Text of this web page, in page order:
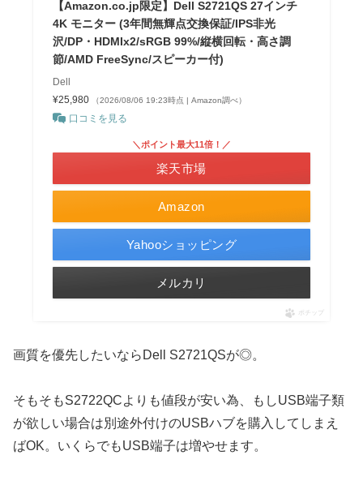
【Amazon.co.jp限定】Dell S2721QS 27インチ
4K モニター (3年間無輝点交換保証/IPS非光
沢/DP・HDMIx2/sRGB 99%/縦横回転・高さ調
節/AMD FreeSync/スピーカー付)
Dell
¥25,980
（2026/08/06 19:23時点 | Amazon調べ）
口コミを見る
Amazon
＼ポイント最大11倍！／
楽天市場
Yahooショッピング
メルカリ
ポチップ
画質を優先したいならDell S2721QSが◎。
そもそもS2722QCよりも値段が安い為、もしUSB端子類
が欲しい場合は別途外付けのUSBハブを購入してしまえ
ばOK。いくらでもUSB端子は増やせます。